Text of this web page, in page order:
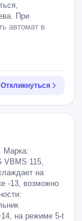
При
автомат в
Откликнуться
Марка:
VBMS 115,
на
-13, возможно
на режиме 5-t